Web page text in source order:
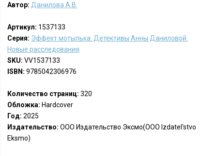
Автор: Данилова А.В.
Артикул: 1537133
Серия: Эффект мотылька. Детективы Анны Даниловой.
Новые расследования
SKU: VV1537133
ISBN: 9785042306976
Количество страниц: 320
Обложка: Hardcover
Год: 2025
Издательство: ООО Издательство Эксмо(OOO Izdatel'stvo
Eksmo)